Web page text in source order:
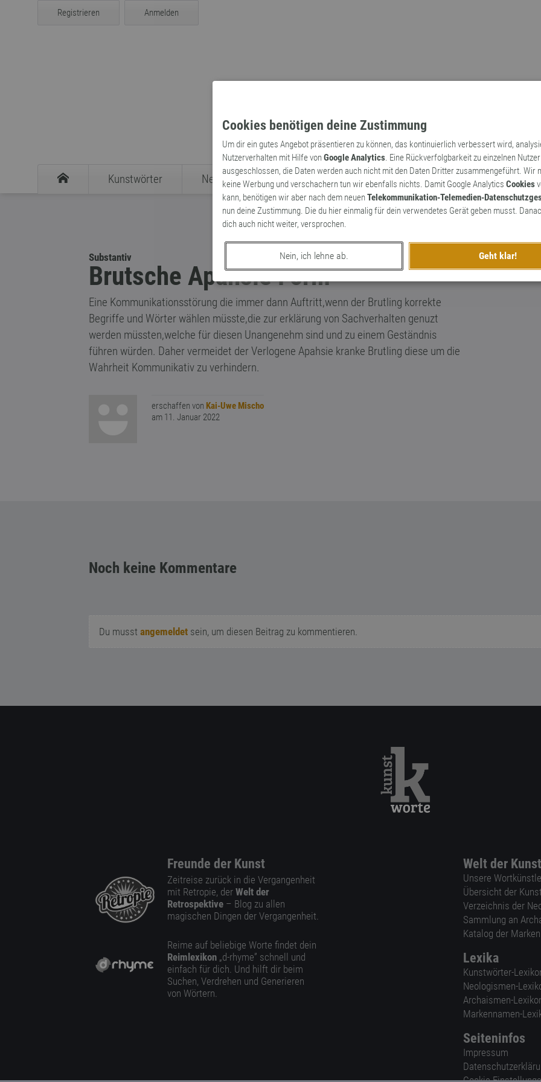
Cookies benötigen deine Zustimmung
Um dir ein gutes Angebot präsentieren zu können, das kontinuierlich verbessert wird,
Nutzerverhalten mit Hilfe vonGoogle Analytics. Eine Rückverfolgbarkeit zu einzelnen
ausgeschlossen, die Daten werden auch nicht mit den Daten Dritter zusammengeführt. Wir
keine Werbung und verschachern tun wir ebenfalls nichts. Damit Google Analytics Cookies
kann, benötigen wir aber nach dem neuenTelekommunikation-Telemedien-
nun deine Zustimmung. Die du hier einmalig für dein verwendetes Gerät geben musst.
dich auch nicht weiter, versprochen.
Nein, ich lehne ab. Geht klar!
Registrieren Anmelden
Kunstwörter Neologismen Archaismen Markennamen
Substantiv
Brutsche Apahsie Form
Eine Kommunikationsstörung die immer dann Auftritt,wenn der Brutling korrekte
Begriffe und Wörter wählen müsste,die zur erklärung von Sachverhalten genuzt
werden müssten,welche für diesen Unangenehm sind und zu einem Geständnis
führen würden. Daher vermeidet der Verlogene Apahsie kranke Brutling diese um die
Wahrheit Kommunikativ zu verhindern.
erschaffen von Kai-Uwe Mischo
am 11. Januar 2022
Noch keine Kommentare
Du musst angemeldet sein, um diesen Beitrag zu kommentieren.
Freunde der Kunst
Zeitreise zurück in die Vergangenheit
mit Retropie, der Welt der
Retrospektive – Blog zu allen
magischen Dingen der Vergangenheit.
Reime auf beliebige Worte findet dein
Reimlexikon „d-rhyme” schnell und
einfach für dich. Und hilft dir beim
Suchen, Verdrehen und Generieren
von Wörtern.
Welt der
Unsere
Übersicht der
Verzeichnis der
Sammlung an
Katalog der
Lexika
Kunstwörter-
Neologismen-
Archaismen-
Markennamen-
Seiteninfos
Impressum